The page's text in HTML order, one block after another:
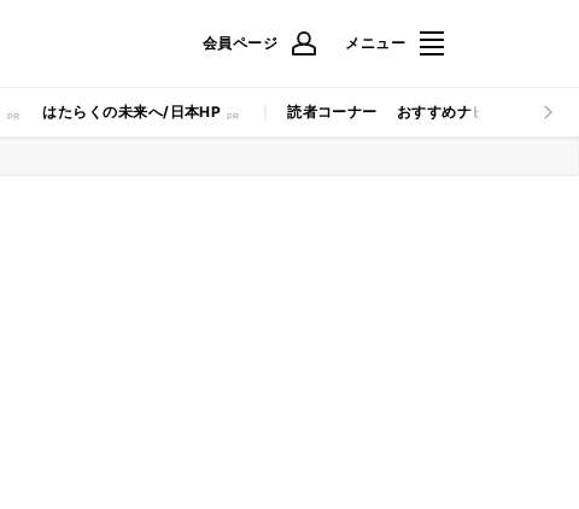
会員ページ メニュー
はたらくの未来へ/日本HP 読者コーナー おすすめナビ マイナビ